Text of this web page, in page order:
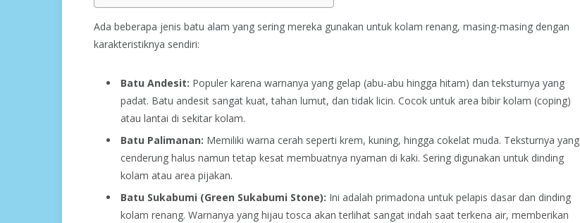
Ada beberapa jenis batu alam yang sering mereka gunakan untuk kolam renang, masing-masing dengan
karakteristiknya sendiri:
Batu Andesit: Populer karena warnanya yang gelap (abu-abu hingga hitam) dan teksturnya yang
padat. Batu andesit sangat kuat, tahan lumut, dan tidak licin. Cocok untuk area bibir kolam (coping)
atau lantai di sekitar kolam.
Batu Palimanan: Memiliki warna cerah seperti krem, kuning, hingga cokelat muda. Teksturnya yang
cenderung halus namun tetap kesat membuatnya nyaman di kaki. Sering digunakan untuk dinding
kolam atau area pijakan.
Batu Sukabumi (Green Sukabumi Stone): Ini adalah primadona untuk pelapis dasar dan dinding
kolam renang. Warnanya yang hijau tosca akan terlihat sangat indah saat terkena air, memberikan